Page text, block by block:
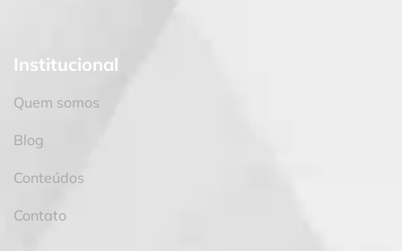
Institucional
Quem somos
Blog
Conteúdos
Contato